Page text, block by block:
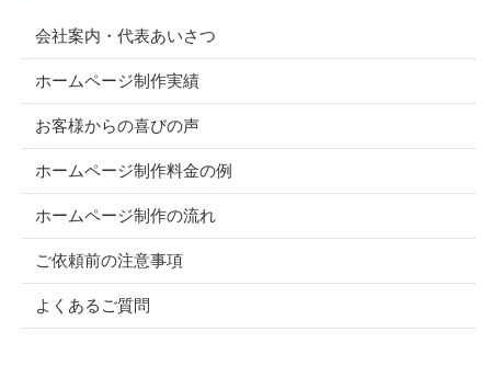
会社案内・代表あいさつ
ホームページ制作実績
お客様からの喜びの声
ホームページ制作料金の例
ホームページ制作の流れ
ご依頼前の注意事項
よくあるご質問